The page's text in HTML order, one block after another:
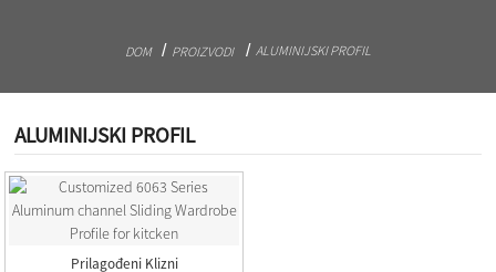
DOM PROIZVODI ALUMINIJSKI PROFIL
ALUMINIJSKI PROFIL
Prilagođeni Klizni